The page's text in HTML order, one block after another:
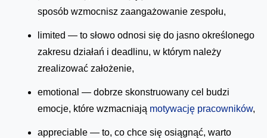
sposób wzmocnisz zaangażowanie zespołu,
limited — to słowo odnosi się do jasno określonego
zakresu działań i deadlinu, w którym należy
zrealizować założenie,
emotional — dobrze skonstruowany cel budzi
emocje, które wzmacniają motywację pracowników,
appreciable — to, co chce się osiągnąć, warto